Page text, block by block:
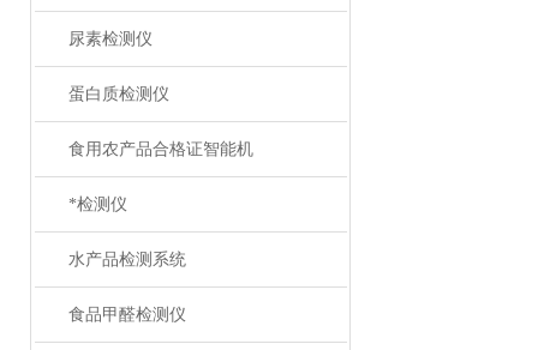
尿素检测仪
蛋白质检测仪
食用农产品合格证智能机
*检测仪
水产品检测系统
食品甲醛检测仪